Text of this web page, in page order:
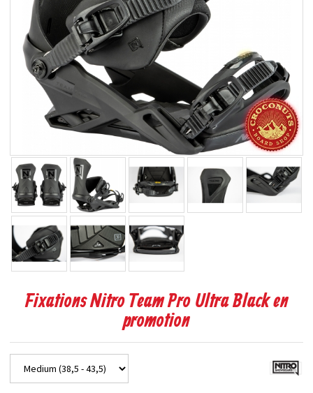
Fixations Nitro Team Pro Ultra Black en
promotion